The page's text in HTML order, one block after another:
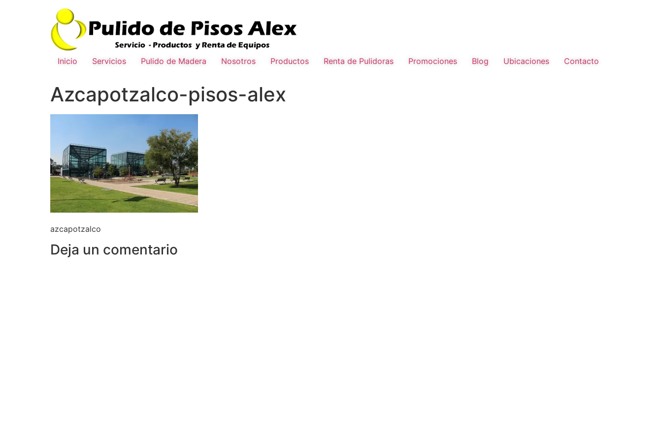
Inicio Servicios Pulido de Madera Nosotros Productos Renta de Pulidoras Promociones Blog Ubicaciones Contacto
Azcapotzalco-pisos-alex
azcapotzalco
Deja un comentario